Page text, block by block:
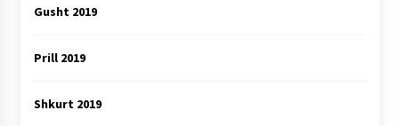
Gusht 2019
Prill 2019
Shkurt 2019